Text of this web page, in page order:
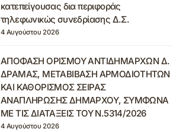
κατεπείγουσας δια περιφοράς
τηλεφωνικώς συνεδρίασης Δ.Σ.
4 Αυγούστου 2026
ΑΠΟΦΑΣΗ ΟΡΙΣΜΟΥ ΑΝΤΙΔΗΜΑΡΧΩΝ Δ.
ΔΡΑΜΑΣ, ΜΕΤΑΒΙΒΑΣΗ ΑΡΜΟΔΙΟΤΗΤΩΝ
ΚΑΙ ΚΑΘΟΡΙΣΜΟΣ ΣΕΙΡΑΣ
ΑΝΑΠΛΗΡΩΣΗΣ ΔΗΜΑΡΧΟΥ, ΣΥΜΦΩΝΑ
ΜΕ ΤΙΣ ΔΙΑΤΑΞΕΙΣ ΤΟΥ Ν.5314/2026
4 Αυγούστου 2026